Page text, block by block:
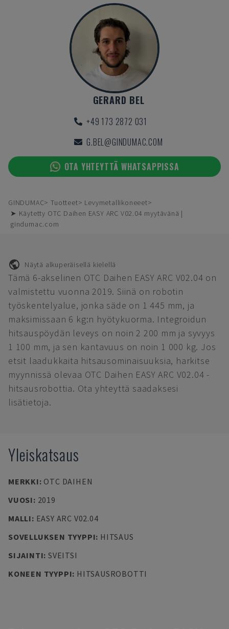
GERARD BEL
+49 173 2872 031
G.BEL@GINDUMAC.COM
OTA YHTEYTTÄ WHATSAPPISSA
GINDUMAC Tuotteet
Levymetallikoneeet
➤ Käytetty OTC Daihen EASY ARC V02.04 myytävänä |
gindumac.com
Näytä alkuperäisellä kielellä
Tämä 6-akselinen OTC Daihen EASY ARC V02.04 on
valmistettu vuonna 2019. Siinä on robotin
työskentelyalue, jonka säde on 1 445 mm, ja
maksimissaan 6 kg:n hyötykuorma. Integroidun
hitsauspöydän leveys on noin 2 200 mm ja syvyys
1 100 mm, ja sen kantavuus on noin 1 000 kg. Jos
etsit laadukkaita hitsausominaisuuksia, harkitse
myynnissä olevaa OTC Daihen EASY ARC V02.04 -
hitsausrobottia. Ota yhteyttä saadaksesi
lisätietoja.
Yleiskatsaus
MERKKI: OTC DAIHEN
VUOSI: 2019
MALLI: EASY ARC V02.04
SOVELLUKSEN TYYPPI: HITSAUS
SIJAINTI: SVEITSI
KONEEN TYYPPI: HITSAUSROBOTTI